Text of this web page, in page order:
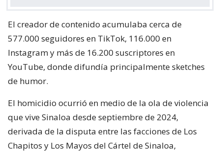
El creador de contenido acumulaba cerca de
577.000 seguidores en TikTok, 116.000 en
Instagram y más de 16.200 suscriptores en
YouTube, donde difundía principalmente sketches
de humor.
El homicidio ocurrió en medio de la ola de violencia
que vive Sinaloa desde septiembre de 2024,
derivada de la disputa entre las facciones de Los
Chapitos y Los Mayos del Cártel de Sinaloa,